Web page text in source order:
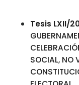
Tesis LXII/
SOCIAL, NO